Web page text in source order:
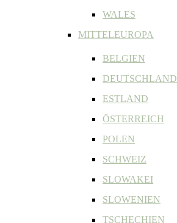
WALES
MITTELEUROPA
BELGIEN
DEUTSCHLAND
ESTLAND
ÖSTERREICH
POLEN
SCHWEIZ
SLOWAKEI
SLOWENIEN
TSCHECHIEN